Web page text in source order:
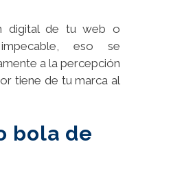
digital de tu web o
eso se
a la percepción
tiene de tu marca al
bola de